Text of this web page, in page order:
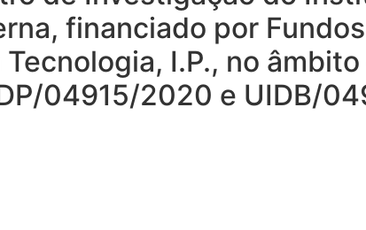
financiado por
I.P., no
04915/2020 e UIDB/